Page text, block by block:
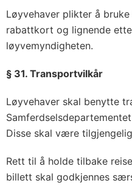
Løyvehaver plikter å
rabattkort og lignende
løyvemyndigheten.
§ 31. Transportvilkår
Løyvehaver skal benytte
Disse skal være
Rett til å holde tilbake
billett skal godkjennes